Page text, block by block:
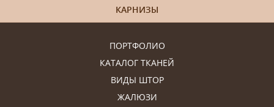
ПОРТФОЛИО
КАТАЛОГ ТКАНЕЙ
ВИДЫ ШТОР
ЖАЛЮЗИ
КАРНИЗЫ